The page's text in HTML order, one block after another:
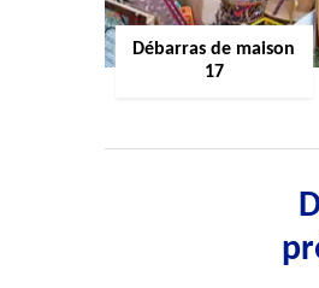
Débarras de maison
17